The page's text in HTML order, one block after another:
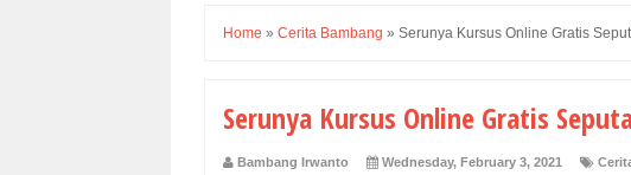
Home » Cerita Bambang » Serunya Kursus Online Gratis
Serunya Kursus Online Gratis
Bambang Irwanto Wednesday, February 3, 2021